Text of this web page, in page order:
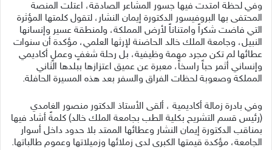
وفي لحظة امتدت فيها جسور المشاعر الصادقة، اعتلت المنصة
المحتفى بها البروفيسور الدكتورة إيمان النشار، لتقول كلمتها المؤثرة
التي فاضت شكراً وامتناناً لأرض المملكة، ولمنطقة عسير وإنسانها
النبيل، وجامعة الملك خالد الحاضنة لإرثها العلمي، مؤكدة أن سنوات
عطائها لم تكن مجرد مهمة وظيفية، بل رحلة شغفٍ وعملٍ أكاديمي
وإنساني أثمر حباً راسخاً، معبرة عن عميق اعتزازها ببلدها الثاني
المملكة وصعوبة لحظات الفراق والسفر بعد هذه المسيرة الحافلة.
وفي بادرة زمالة أكاديمية ، ألقى الأستاذ الدكتور منصور الغامدي
(رئيس قسم التشريح بكلية الطب بجامعة الملك خالد) كلمةً أشاد فيها
بمناقب الدكتورة إيمان النشار وعطائها الممتد بلا حدود داخل أسوار
الجامعة، مؤكدة قيمتها الكبرى لدى زملائها وزميلاتها وعموم طالباتها.